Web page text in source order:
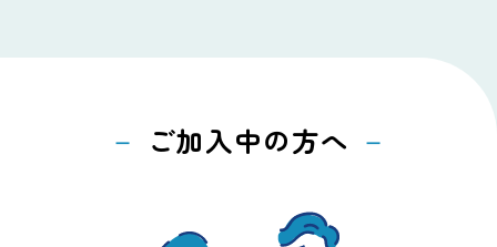
ご加入中の方へ